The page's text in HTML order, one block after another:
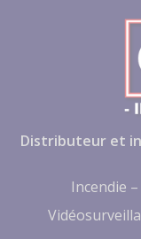
Distributeur et
Incendie